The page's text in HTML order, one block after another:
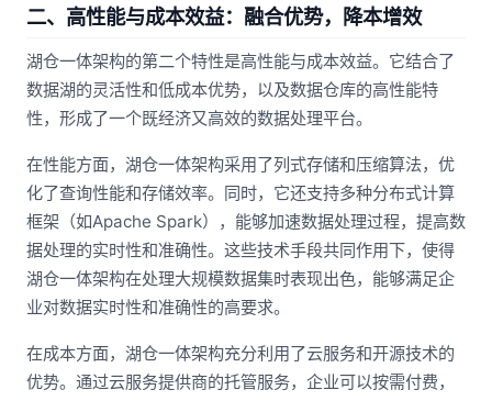
二、高性能与成本效益：融合优势，降本增效
湖仓一体架构的第二个特性是高性能与成本效益。它结合了
数据湖的灵活性和低成本优势，以及数据仓库的高性能特
性，形成了一个既经济又高效的数据处理平台。
在性能方面，湖仓一体架构采用了列式存储和压缩算法，优
化了查询性能和存储效率。同时，它还支持多种分布式计算
框架（如Apache Spark），能够加速数据处理过程，提高数
据处理的实时性和准确性。这些技术手段共同作用下，使得
湖仓一体架构在处理大规模数据集时表现出色，能够满足企
业对数据实时性和准确性的高要求。
在成本方面，湖仓一体架构充分利用了云服务和开源技术的
优势。通过云服务提供商的托管服务，企业可以按需付费，